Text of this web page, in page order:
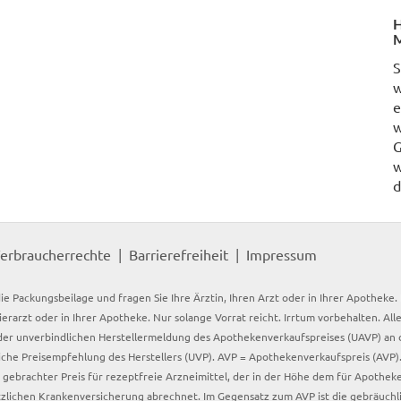
Barrierefreiheit Impressum
Packungsbeilage und fragen Sie Ihre Ärztin, Ihren Arzt oder in Ihrer
oder in Ihrer Apotheke. Nur solange Vorrat reicht. Irrtum vorbehalten.
unverbindlichen Herstellermeldung des Apothekenverkaufspreises (UAVP)
Preisempfehlung des Herstellers (UVP). AVP = Apothekenverkaufspreis
gebrachter Preis für rezeptfreie Arzneimittel, der in der Höhe dem für
Krankenversicherung abrechnet. Im Gegensatz zum AVP ist die